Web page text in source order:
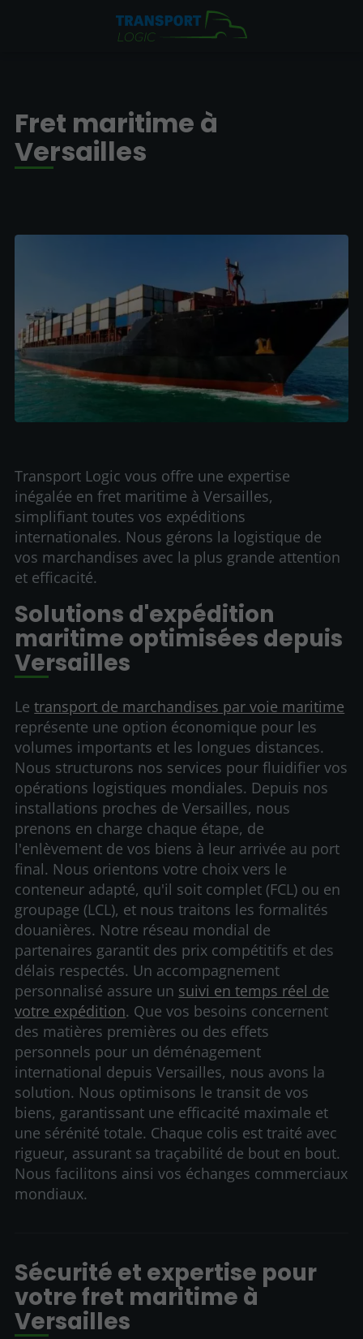
Fret maritime à
Versailles
Transport Logic vous offre une expertise
inégalée en fret maritime à Versailles,
simplifiant toutes vos expéditions
internationales. Nous gérons la logistique de
vos marchandises avec la plus grande attention
et efficacité.
Solutions d'expédition
maritime optimisées depuis
Versailles
Letransport de marchandises par voie maritime
représente une option économique pour les
volumes importants et les longues distances.
Nous structurons nos services pour fluidifier vos
opérations logistiques mondiales. Depuis nos
installations proches de Versailles, nous
prenons en charge chaque étape, de
l'enlèvement de vos biens à leur arrivée au port
final. Nous orientons votre choix vers le
conteneur adapté, qu'il soit complet (FCL) ou en
groupage (LCL), et nous traitons les formalités
douanières. Notre réseau mondial de
partenaires garantit des prix compétitifs et des
délais respectés. Un accompagnement
personnalisé assure un suivi en temps réel de
votre expédition. Que vos besoins concernent
des matières premières ou des effets
personnels pour un déménagement
international depuis Versailles, nous avons la
solution. Nous optimisons le transit de vos
biens, garantissant une efficacité maximale et
une sérénité totale. Chaque colis est traité avec
rigueur, assurant sa traçabilité de bout en bout.
Nous facilitons ainsi vos échanges commerciaux
mondiaux.
Sécurité et expertise pour
votre fret maritime à
Versailles